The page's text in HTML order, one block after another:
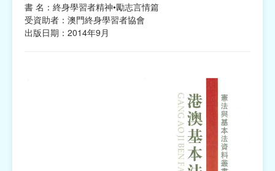
書 名：終身學習者精神•勵志言情篇
受資助者：澳門終身學習者協會
出版日期：2014年9月